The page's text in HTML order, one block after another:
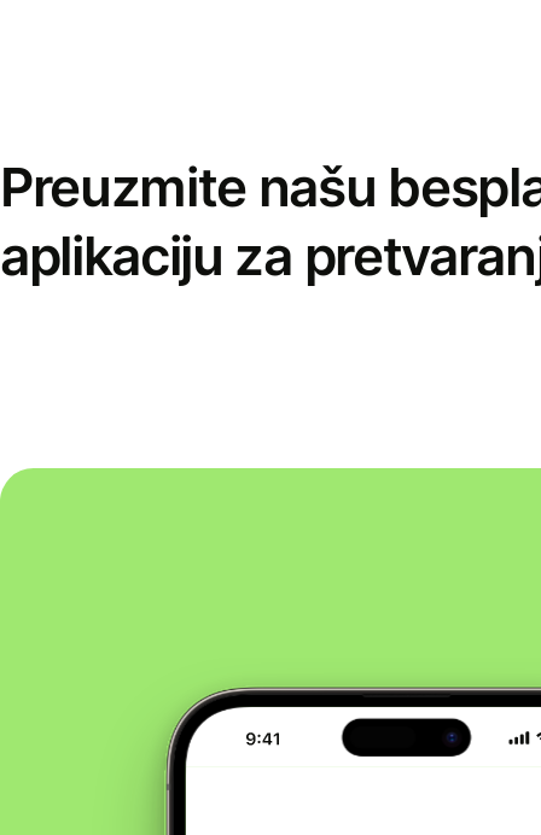
Preuzmite našu
aplikaciju za